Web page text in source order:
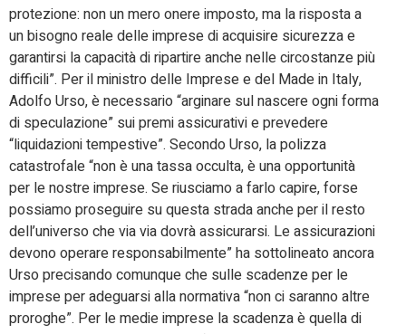
protezione: non un mero onere imposto, ma la risposta a
un bisogno reale delle imprese di acquisire sicurezza e
garantirsi la capacità di ripartire anche nelle circostanze più
difficili”. Per il ministro delle Imprese e del Made in Italy,
Adolfo Urso, è necessario “arginare sul nascere ogni forma
di speculazione” sui premi assicurativi e prevedere
“liquidazioni tempestive”. Secondo Urso, la polizza
catastrofale “non è una tassa occulta, è una opportunità
per le nostre imprese. Se riusciamo a farlo capire, forse
possiamo proseguire su questa strada anche per il resto
dell’universo che via via dovrà assicurarsi. Le assicurazioni
devono operare responsabilmente” ha sottolineato ancora
Urso precisando comunque che sulle scadenze per le
imprese per adeguarsi alla normativa “non ci saranno altre
proroghe”. Per le medie imprese la scadenza è quella di